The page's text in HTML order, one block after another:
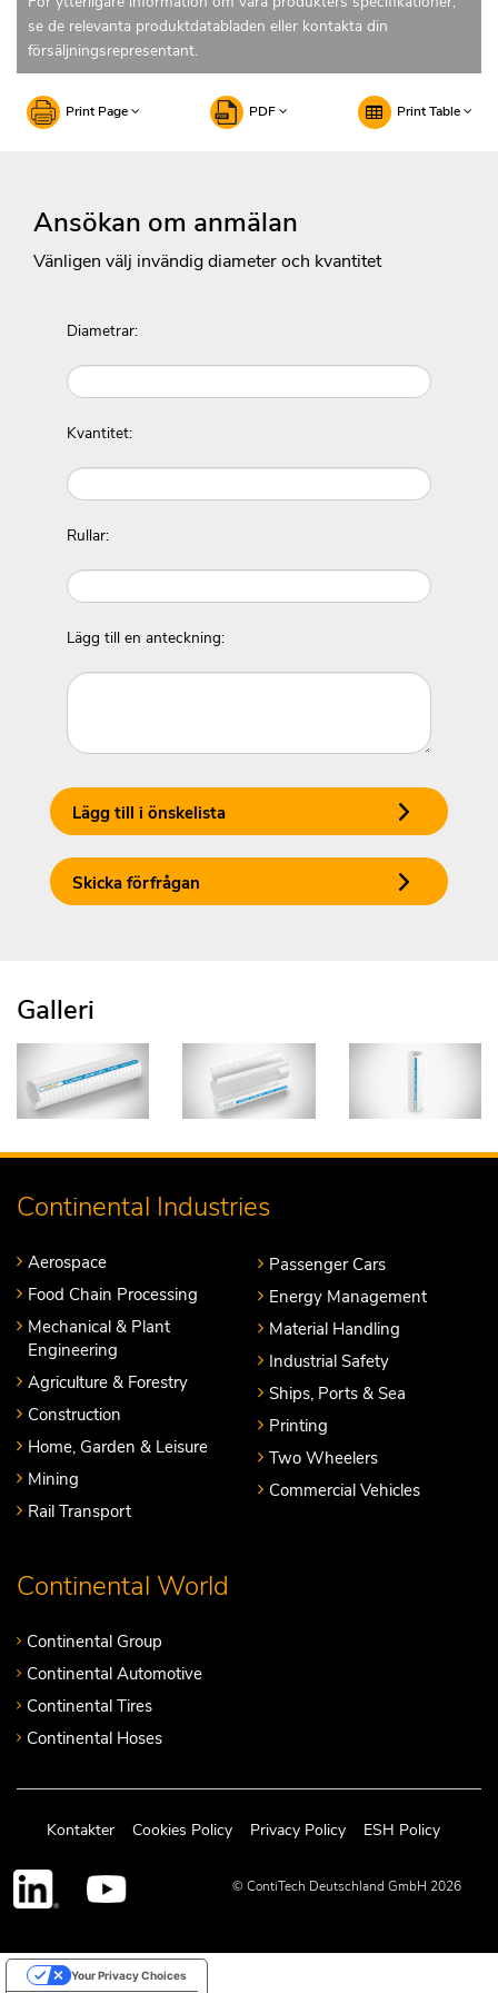
se de relevanta produktdatabladen eller kontakta din
försäljningsrepresentant.
Print Page PDF Print Table
Ansökan om anmälan
Vänligen välj invändig diameter och kvantitet
Diametrar:
Kvantitet:
Rullar:
Lägg till en anteckning:
Lägg till i önskelista
Skicka förfrågan
Galleri
Continental Industries
Aerospace
Food Chain Processing
Mechanical & Plant
Engineering
Agriculture & Forestry
Construction
Home, Garden & Leisure
Mining
Rail Transport
Passenger Cars
Energy Management
Material Handling
Industrial Safety
Ships, Ports & Sea
Printing
Two Wheelers
Commercial Vehicles
Continental World
Continental Group
Continental Automotive
Continental Tires
Continental Hoses
Kontakter Cookies Policy Privacy Policy ESH Policy
© ContiTech Deutschland GmbH 2026
Your Privacy Choices